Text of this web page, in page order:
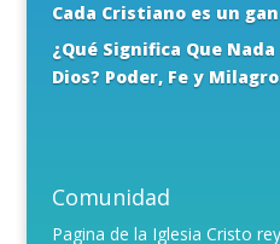
Cada Cristiano es un
¿Qué Significa Que
Dios? Poder, Fe y
Comunidad
Pagina de la Iglesia Cristo rey